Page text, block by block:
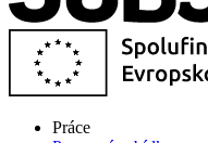
Práce